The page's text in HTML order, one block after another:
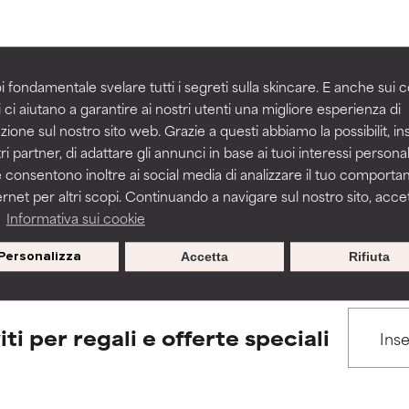
fondamentale svelare tutti i segreti sulla skincare. E anche sui
ci aiutano a garantire ai nostri utenti una migliore esperienza di
sul nostro sito web. Grazie a questi abbiamo la possibilit,
partner, di adattare gli annunci in base ai tuoi interessi
consentono inoltre ai social media di analizzare il tuo
per altri scopi. Continuando a navigare sul nostro sito,
Informativa sui cookie
Rifiuta
Accetta
BACK TO SEARCH
to assess ingredients in this dictionary. Regulations
irritante, ma può presentare problemi per come appare
problemi di altro tipo che ne limitano l'utilità.
Il rischio aumenta se combinato con altri ingredienti
infiammazioni, secchezza, ecc. Può offrire benefici solo
che fa più male che bene.
irritante, ma può presentare problemi per come appare
problemi di altro tipo che ne limitano l'utilità.
Il rischio aumenta se combinato con altri ingredienti
infiammazioni, secchezza, ecc. Può offrire benefici solo
che fa più male che bene.
per regali e offerte speciali